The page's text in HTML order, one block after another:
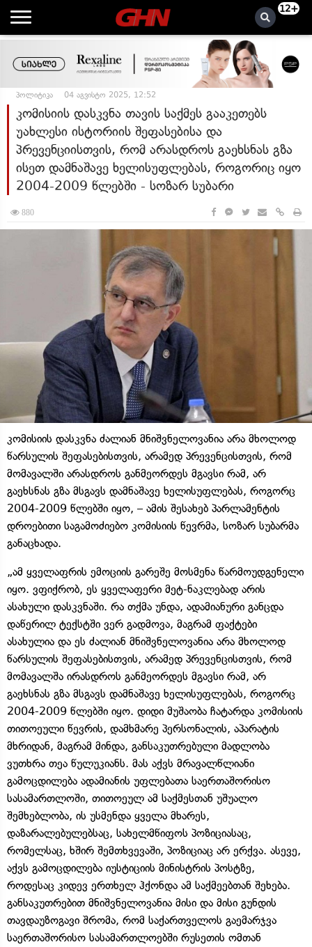
12+
პოლიტიკა 04 აგვისტო 2025, 12:52
კომისიის დასკვნა თავის საქმეს გააკეთებს
უახლესი ისტორიის შეფასებისა და
პრევენციისთვის, რომ არასდროს გაეხსნას გზა
ისეთ დამნაშავე ხელისუფლებას, როგორიც იყო
2004-2009 წლებში - სოზარ სუბარი
880
კომისიის დასკვნა ძალიან მნიშვნელოვანია არა მხოლოდ
წარსულის შეფასებისთვის, არამედ პრევენცისთვის, რომ
მომავალში არასდროს განმეორდეს მგავსი რამ, არ
გაეხსნას გზა მსგავს დამნაშავე ხელისუფლებას, როგორც
2004-2009 წლებში იყო, – ამის შესახებ პარლამენტის
დროებითი საგამოძიებო კომისიის წევრმა, სოზარ სუბარმა
განაცხადა.
„ამ ყველაფრის ემოციის გარეშე მოსმენა წარმოუდგენელი
იყო. ვფიქრობ, ეს ყველაფერი მეტ-ნაკლებად არის
ასახული დასკვნაში. რა თქმა უნდა, ადამიანური განცდა
დაწერილ ტექსტში ვერ გადმოვა, მაგრამ ფაქტები
ასახულია და ეს ძალიან მნიშვნელოვანია არა მხოლოდ
წარსულის შეფასებისთვის, არამედ პრევენცისთვის, რომ
მომავალშა ირასდროს განმეორდეს მგავსი რამ, არ
გაეხსნას გზა მსგავს დამნაშავე ხელისუფლებას, როგორც
2004-2009 წლებში იყო. დიდი მუშაობა ჩატარდა კომისიის
თითოეული წევრის, დამხმარე პერსონალის, აპარატის
მხრიდან, მაგრამ მინდა, განსაკუთრებული მადლობა
ვუთხრა თეა წულუკიანს. მას აქვს მრავალწლიანი
გამოცდილება ადამიანის უფლებათა საერთაშორისო
სასამართლოში, თითოეულ ამ საქმესთან უშუალო
შემხებლობა, ის უსმენდა ყველა მხარეს,
დაზარალებულებსაც, სახელმწიფოს პოზიციასაც,
რომელსაც, ხშირ შემთხვევაში, პოზიციაც არ ერქვა. ასევე,
აქვს გამოცდილება იუსტიციის მინისტრის პოსტზე,
როდესაც კიდევ ერთხელ ჰქონდა ამ საქმეებთან შეხება.
განსაკუთრებით მნიშვნელოვანია მისი და მისი გუნდის
თავდაუზოგავი შრომა, რომ საქართველოს გაემარჯვა
საერთაშორისო სასამართლოებში რუსეთის ომთან